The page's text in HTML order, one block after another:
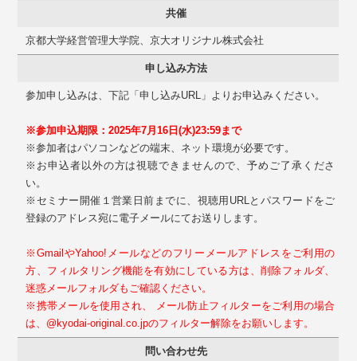
共催
京都大学経営管理大学院、京大オリジナル株式会社
申し込み方法
参加申し込みは、下記「申し込みURL」よりお申込みください。
※参加申込期限：2025年7月16日(水)23:59まで
※参加者はパソコンなどの端末、ネット環境が必要です。
※お申込者以外の方は視聴できませんので、予めご了承くださ
い。
※セミナー開催１営業日前までに、視聴用URLとパスワードをご
登録のアドレス宛に電子メールにてお送りします。
※GmailやYahoo!メールなどのフリーメールアドレスをご利用の
方、フィルタリング機能を有効にしている方は、削除フォルダ、
迷惑メールフォルダもご確認ください。
※携帯メールを使用され、 メール防止フィルターをご利用の場合
は、@kyodai-original.co.jpのフィルター解除をお願いします。
問い合わせ先